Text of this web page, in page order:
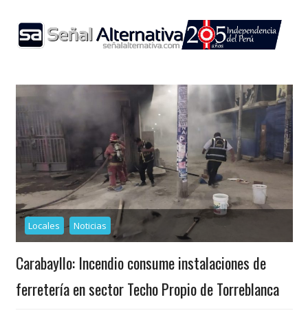
content
Locales Noticias
Carabayllo: Incendio consume instalaciones de
ferretería en sector Techo Propio de Torreblanca